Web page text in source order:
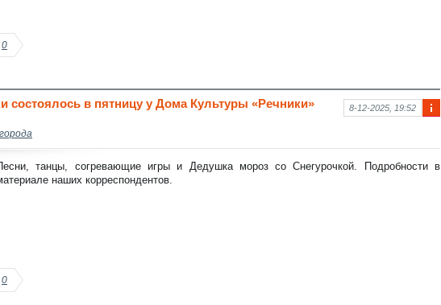
0
рм
я к
8-12-2025, 19:52
состоялось в пятницу у Дома Культуры «Речники»
танцы, согревающие игры и Дедушка мороз со Снегурочкой. Подробности в
наших корреспондентов.
0